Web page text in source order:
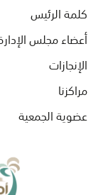
كلمة الرئيس
أعضاء مجلس
الإنجازات
مراكزنا
عضوية الجمعية